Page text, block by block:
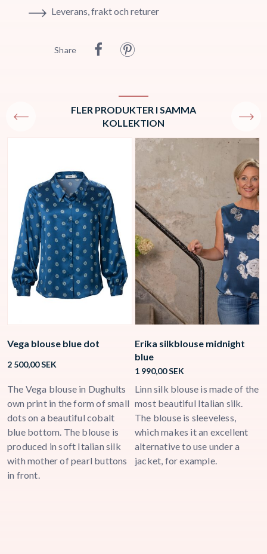
Leverans, frakt och returer
Share
FLER PRODUKTER I SAMMA
KOLLEKTION
Vega blouse blue dot
2 500,00SEK
The Vega blouse in Dughults
own print in the form of small
dots on a beautiful cobalt
blue bottom. The blouse is
produced in soft Italian silk
with mother of pearl buttons
in front.
Erika silkblouse midnight
blue
1 990,00SEK
Linn silk blouse is made of the
most beautiful Italian silk.
The blouse is sleeveless,
which makes it an excellent
alternative to use under a
jacket, for example.